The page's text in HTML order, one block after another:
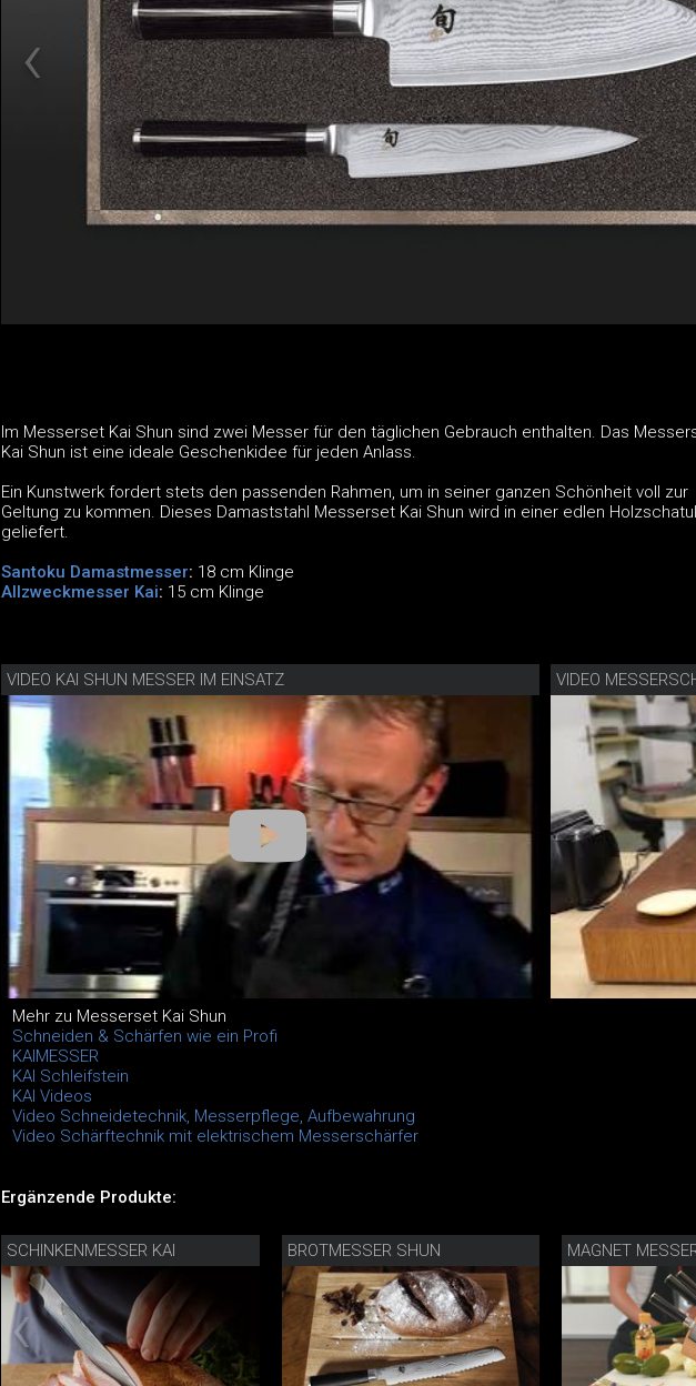
Im Messerset Kai Shun sind zwei Messer für den täglichen Gebrauch enthalten. Das
Kai Shun ist eine ideale Geschenkidee für jeden Anlass.
Ein Kunstwerk fordert stets den passenden Rahmen, um in seiner ganzen Schönheit voll zur
Geltung zu kommen. Dieses Damaststahl Messerset Kai Shun wird in einer edlen
geliefert.
Santoku Damastmesser: 18 cm Klinge
Allzweckmesser Kai: 15 cm Klinge
VIDEO KAI SHUN MESSER IM EINSATZ VIDEO
Mehr zu Messerset Kai Shun
Schneiden & Schärfen wie ein Profi
KAIMESSER
KAI Schleifstein
KAI Videos
Video Schneidetechnik, Messerpflege, Aufbewahrung
Video Schärftechnik mit elektrischem Messerschärfer
Ergänzende Produkte:
SCHINKENMESSER KAI BROTMESSER SHUN MAGNET